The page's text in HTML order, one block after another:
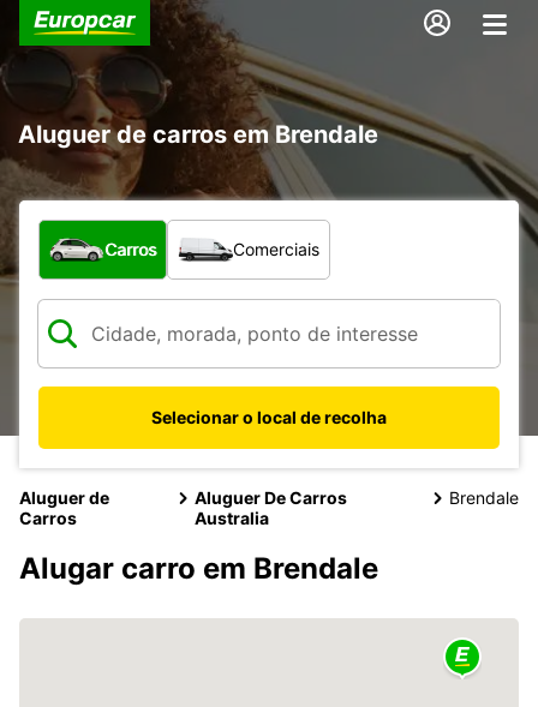
Aluguer de carros em Brendale
Que tipo de veículo pretende?
Carros Comerciais
Selecionar o local de recolha
Aluguer de
Carros
Aluguer De Carros
Australia
Brendale
Alugar carro em Brendale